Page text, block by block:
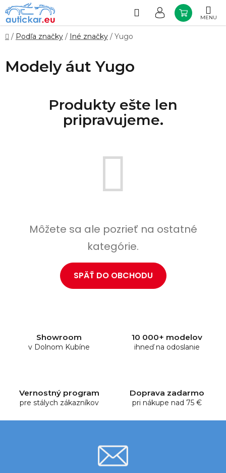
Prejsť
na
obsah
Hľadať
KOŠÍK
Domov
/ Podľa značky / Iné značky / Yugo
Modely áut Yugo
Produkty ešte len
pripravujeme.
Môžete sa ale pozrieť na ostatné
kategórie.
SPÄŤ DO OBCHODU
Showroom
v Dolnom Kubíne
10 000+ modelov
ihneď na odoslanie
Vernostný program
pre stálych zákazníkov
Doprava zadarmo
pri nákupe nad 75 €